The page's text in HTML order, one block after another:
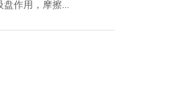
作用，摩擦...